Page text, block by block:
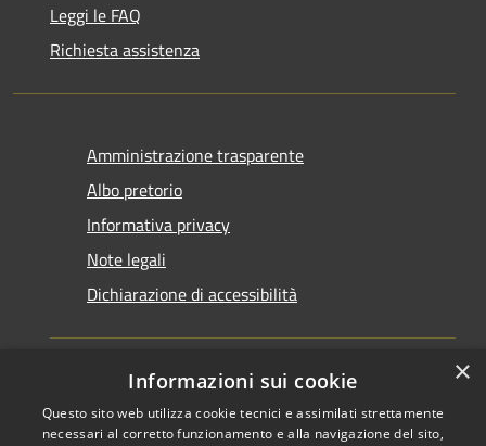
Leggi le FAQ
Richiesta assistenza
Amministrazione trasparente
Albo pretorio
Informativa privacy
Note legali
Dichiarazione di accessibilità
RSS
Copyright © 2026 • Comune di
×
Informazioni sui cookie
Questo sito web utilizza cookie tecnici e assimilati strettamente
necessari al corretto funzionamento e alla navigazione del sito,